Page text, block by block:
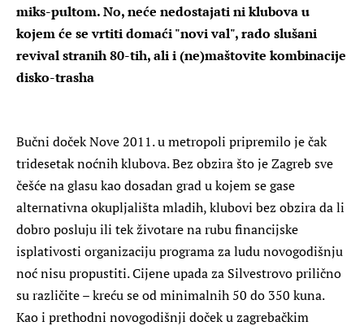
miks-pultom. No, neće nedostajati ni klubova u
kojem će se vrtiti domaći "novi val", rado slušani
revival stranih 80-tih, ali i (ne)maštovite kombinacije
disko-trasha
Bučni doček Nove 2011. u metropoli pripremilo je čak
tridesetak noćnih klubova. Bez obzira što je Zagreb sve
češće na glasu kao dosadan grad u kojem se gase
alternativna okupljališta mladih, klubovi bez obzira da li
dobro posluju ili tek životare na rubu financijske
isplativosti organizaciju programa za ludu novogodišnju
noć nisu propustiti. Cijene upada za Silvestrovo prilično
su različite – kreću se od minimalnih 50 do 350 kuna.
Kao i prethodni novogodišnji doček u zagrebačkim